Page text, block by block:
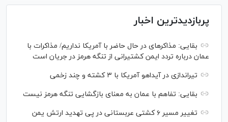
پربازدیدترین اخبار
بقایی: مذاکره‎ای در حال حاضر با آمریکا نداریم/ مذاکرات با
عمان درباره تردد ایمن کشتیرانی از تنگه هرمز در جریان است
تیراندازی در آیداهو آمریکا با ۳ کشته و چند زخمی
بقایی: تفاهم با عمان به معنای بازگشایی تنگه هرمز نیست
تغییر مسیر ۶ کشتی عربستانی در پی تهدید ارتش یمن